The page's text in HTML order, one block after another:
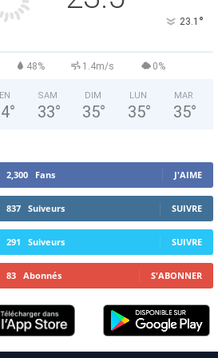
23.1 °
48% 1.4m/s 0%
°
SAM
33°
DIM
35°
LUN
35°
MAR
35°
2,300 Fans J'AIME
837 Suiveurs SUIVRE
291 Suiveurs SUIVRE
83 Abonnés S'ABONNER